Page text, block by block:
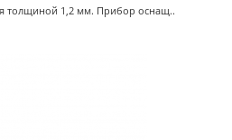
толщиной 1,2 мм. Прибор оснащ..